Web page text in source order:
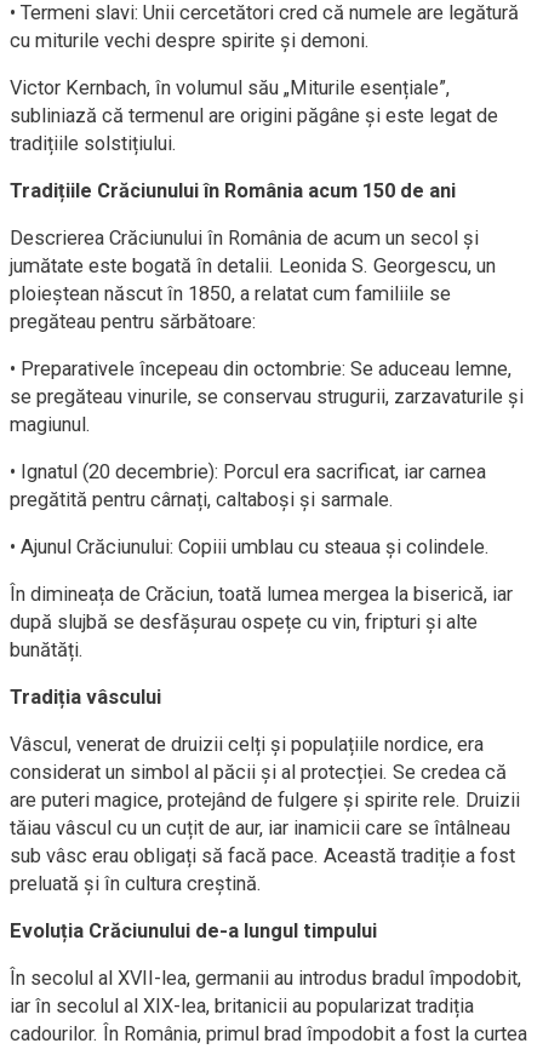
• Termeni slavi: Unii cercetători cred că numele are legătură
cu miturile vechi despre spirite și demoni.
Victor Kernbach, în volumul său „Miturile esențiale”,
subliniază că termenul are origini păgâne și este legat de
tradițiile solstițiului.
Tradițiile Crăciunului în România acum 150 de ani
Descrierea Crăciunului în România de acum un secol și
jumătate este bogată în detalii. Leonida S. Georgescu, un
ploieștean născut în 1850, a relatat cum familiile se
pregăteau pentru sărbătoare:
• Preparativele începeau din octombrie: Se aduceau lemne,
se pregăteau vinurile, se conservau strugurii, zarzavaturile și
magiunul.
• Ignatul (20 decembrie): Porcul era sacrificat, iar carnea
pregătită pentru cârnați, caltaboși și sarmale.
• Ajunul Crăciunului: Copiii umblau cu steaua și colindele.
În dimineața de Crăciun, toată lumea mergea la biserică, iar
după slujbă se desfășurau ospețe cu vin, fripturi și alte
bunătăți.
Tradiția vâscului
Vâscul, venerat de druizii celți și populațiile nordice, era
considerat un simbol al păcii și al protecției. Se credea că
are puteri magice, protejând de fulgere și spirite rele. Druizii
tăiau vâscul cu un cuțit de aur, iar inamicii care se întâlneau
sub vâsc erau obligați să facă pace. Această tradiție a fost
preluată și în cultura creștină.
Evoluția Crăciunului de-a lungul timpului
În secolul al XVII-lea, germanii au introdus bradul împodobit,
iar în secolul al XIX-lea, britanicii au popularizat tradiția
cadourilor. În România, primul brad împodobit a fost la curtea